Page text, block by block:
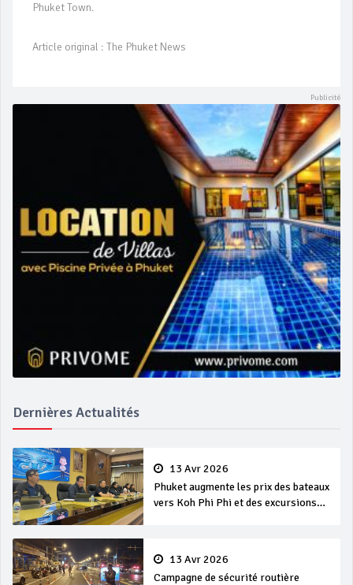
Phuket Town.
Article original : The Phuket News
Dernières Actualités
13 Avr 2026
Phuket augmente les prix des bateaux
vers Koh Phi Phi et des excursions
13 Avr 2026
Campagne de sécurité routière